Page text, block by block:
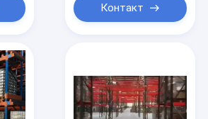
Контакт